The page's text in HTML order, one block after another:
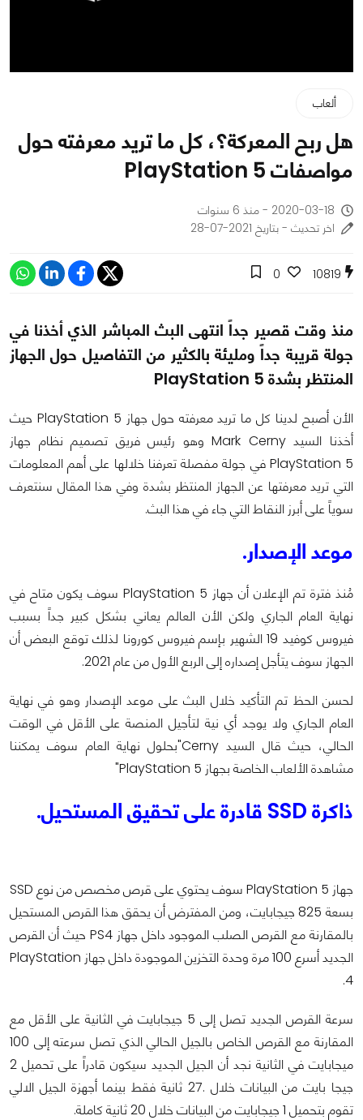
ألعاب
هل ربح المعركة؟، كل ما تريد معرفته حول
مواصفات PlayStation 5
2020-03-18 - منذ 6 سنوات
اخر تحديث - بتاريخ 2021-07-28
10819
0
منذ وقت قصير جداً انتهى البث المباشر الذي أخذنا في
جولة قريبة جداً ومليئة بالكثير من التفاصيل حول الجهاز
المنتظر بشدة PlayStation 5
الأن أصبح لدينا كل ما تريد معرفته حول جهاز PlayStation 5 حيث
أخذنا السيد Mark Cerny وهو رئيس فريق تصميم نظام جهاز
PlayStation 5 في جولة مفصلة تعرفنا خلالها على أهم المعلومات
التي تريد معرفتها عن الجهاز المنتظر بشدة وفي هذا المقال سنتعرف
سوياً على أبرز النقاط التي جاء في هذا البث.
موعد الإصدار.
مُنذ فترة تم الإعلان أن جهاز PlayStation 5 سوف يكون متاح في
نهاية العام الجاري ولكن الأن العالم يعاني بشكل كبير جداً بسبب
فيروس كوفيد 19 الشهير بإسم فيروس كورونا لذلك توقع البعض أن
الجهاز سوف يتأجل إصداره إلى الربع الأول من عام 2021.
لحسن الحظ تم التأكيد خلال البث على موعد الإصدار وهو في نهاية
العام الجاري ولا يوجد أي نية لتأجيل المنصة على الأقل في الوقت
الحالي، حيث قال السيد Cerny"بحلول نهاية العام سوف يمكننا
مشاهدة الألعاب الخاصة بجهاز PlayStation 5"
ذاكرة SSD قادرة على تحقيق المستحيل.
جهاز PlayStation 5 سوف يحتوي على قرص مخصص من نوع SSD
بسعة 825 جيجابايت، ومن المفترض أن يحقق هذا القرص المستحيل
بالمقارنة مع القرص الصلب الموجود داخل جهاز PS4 حيث أن القرص
الجديد أسرع 100 مرة وحدة التخزين الموجودة داخل جهاز PlayStation
4.
سرعة القرص الجديد تصل إلى 5 جيجابايت في الثانية على الأقل مع
المقارنة مع القرص الخاص بالجيل الحالي الذي تصل سرعته إلى 100
ميجابايت في الثانية نجد أن الجيل الجديد سيكون قادراً على تحميل 2
جيجا بايت من البيانات خلال .27 ثانية فقط بينما أجهزة الجيل الالي
تقوم بتحميل 1 جيجابايت من البيانات خلال 20 ثانية كاملة.